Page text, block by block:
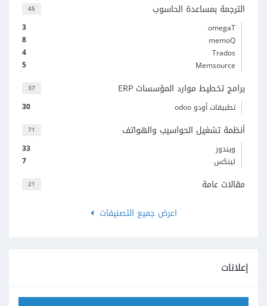
45 الترجمة بمساعدة الحاسوب
3
omegaT
8
memoQ
4
Trados
5
Memsource
37 برامج تخطيط موارد المؤسسات ERP
30 تطبيقات أودو odoo
71 أنظمة تشغيل الحواسيب والهواتف
33
ويندوز
7
لينكس
21
مقالات عامة
اعرض جميع التصنيفات
إعلانات